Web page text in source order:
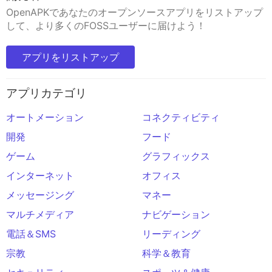
OpenAPKであなたのオープンソースアプリをリストアップ
して、より多くのFOSSユーザーに届けよう！
アプリをリストアップ
アプリカテゴリ
オートメーション
コネクティビティ
開発
フード
ゲーム
グラフィックス
インターネット
オフィス
メッセージング
マネー
マルチメディア
ナビゲーション
電話＆SMS
リーディング
宗教
科学＆教育